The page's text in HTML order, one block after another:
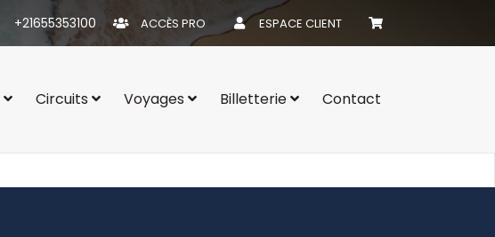
+21655353100 ACCÈS PRO ESPACE CLIENT
Circuits Voyages Billetterie Contact